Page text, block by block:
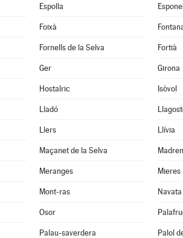
Espolla
Foixà
Fornells de la Selva Fortià
Ger Girona
Hostalric Isòvol
Lladó
Llers Llívia
Maçanet de la Selva
Meranges Mieres
Mont-ras Navata
Osor
Palau-saverdera Palol